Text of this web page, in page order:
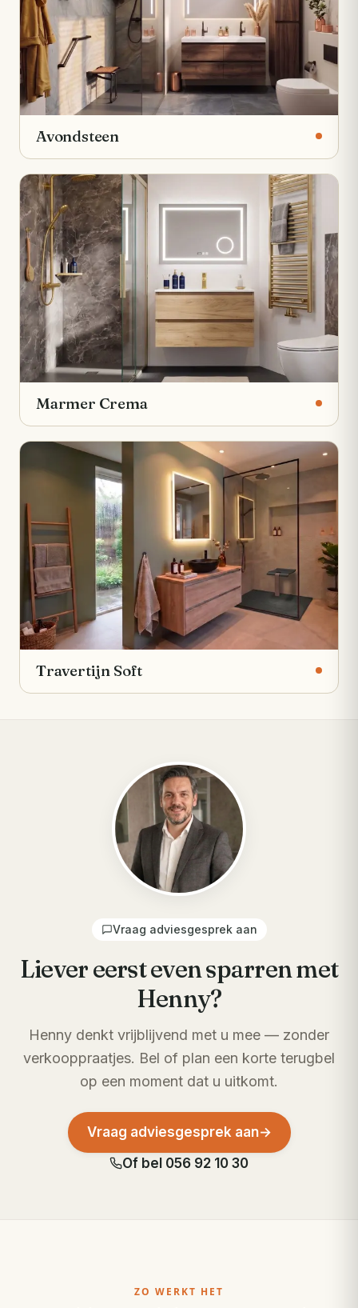
Avondsteen
Marmer Crema
Travertijn Soft
Vraag adviesgesprek aan
Liever eerst even sparren met
Henny?
Henny denkt vrijblijvend met u mee — zonder
verkooppraatjes. Bel of plan een korte terugbel
op een moment dat u uitkomt.
Vraag adviesgesprek aan→
Of bel 056 92 10 30
ZO WERKT HET